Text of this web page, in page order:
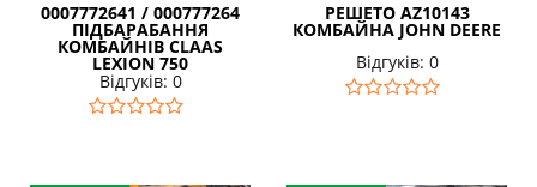
0007772641 / 000777264
ПІДБАРАБАННЯ
КОМБАЙНІВ CLAAS
LEXION 750
Відгуків: 0
РЕШЕТО AZ10143
КОМБАЙНА JOHN DEERE
Відгуків: 0